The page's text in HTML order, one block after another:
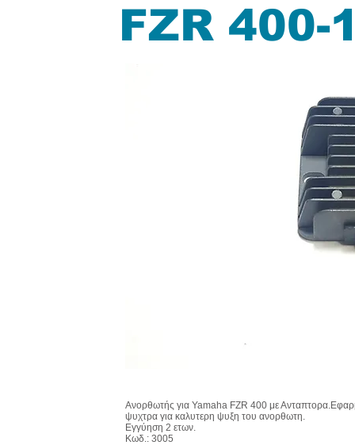
FZR 400-
Ανορθωτής για Yamaha FZR 400 με
ψυχτρα για καλυτερη ψυξη του ανορθωτη.
Εγγύηση 2 ετων.
Κωδ.: 3005